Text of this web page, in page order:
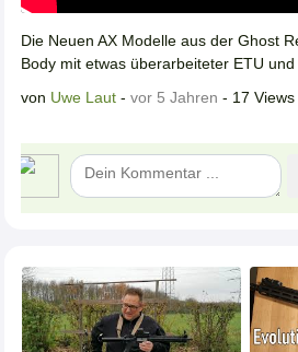
Die Neuen AX Modelle aus der Ghost
Body mit etwas überarbeiteter ETU
von Uwe Laut - vor 5 Jahren - 17 Views